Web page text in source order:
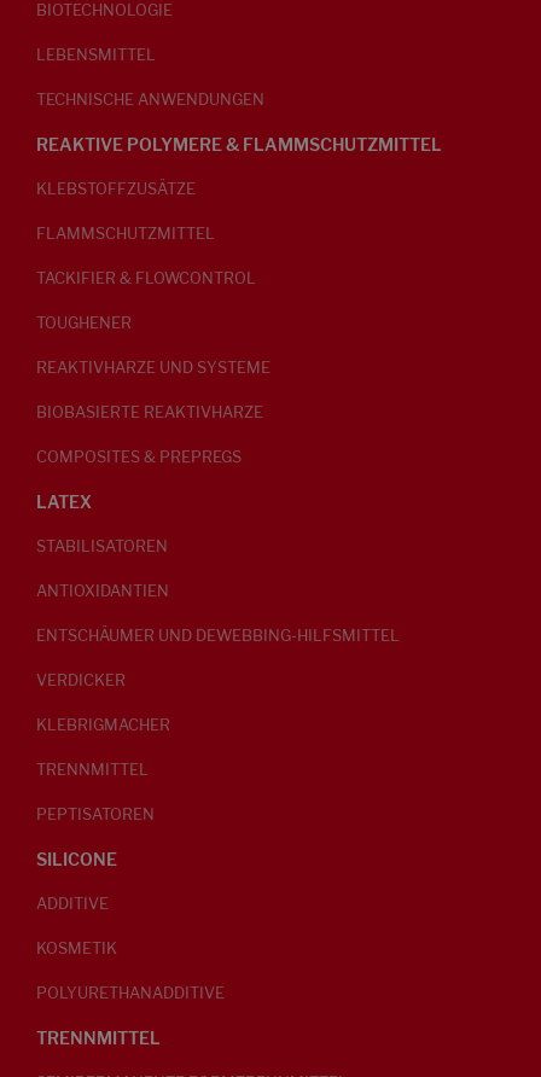
BIOTECHNOLOGIE
LEBENSMITTEL
TECHNISCHE ANWENDUNGEN
REAKTIVE POLYMERE & FLAMMSCHUTZMITTEL
KLEBSTOFFZUSÄTZE
FLAMMSCHUTZMITTEL
TACKIFIER & FLOWCONTROL
TOUGHENER
REAKTIVHARZE UND SYSTEME
BIOBASIERTE REAKTIVHARZE
COMPOSITES & PREPREGS
LATEX
STABILISATOREN
ANTIOXIDANTIEN
ENTSCHÄUMER UND DEWEBBING-HILFSMITTEL
VERDICKER
KLEBRIGMACHER
TRENNMITTEL
PEPTISATOREN
SILICONE
ADDITIVE
KOSMETIK
POLYURETHANADDITIVE
TRENNMITTEL